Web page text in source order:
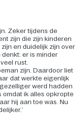
Zeker tijdens de
zijn die zijn kinderen
en duidelijk zijn over
er is minder
rust.
zijn. Daardoor liet
dat werkte eigenlijk
werd hadden
omdat ik alles opkropte
hij aan toe was. Nu